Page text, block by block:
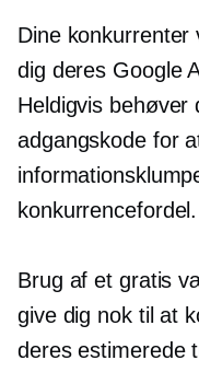
Dine konkurrenter
dig deres Google
Heldigvis behøver
adgangskode for
konkurrencefordel.
Brug af et gratis
give dig nok til at
deres estimerede